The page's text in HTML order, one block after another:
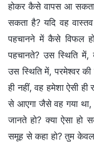
होकर कैसे वापस आ
सकता है? यदि वह
पहचानने में कैसे विफल
पहचानते? उस स्थिति में,
उस स्थिति में, परमेश्वर
ही नहीं, वह हमेशा ऐसी
से आएगा जैसे वह गया था,
जानते हो? क्या ऐसा हो
समूह से कहा हो? तुम केवल